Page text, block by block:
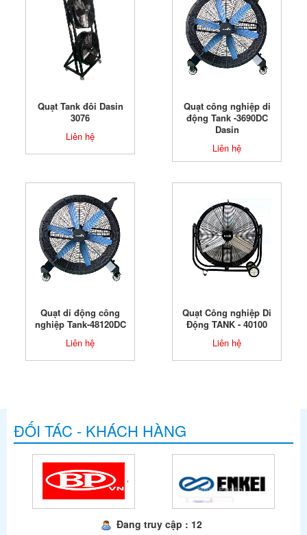
Quạt Tank đôi Dasin
3076
Liên hệ
Quạt công nghiệp di
động Tank -3690DC
Dasin
Liên hệ
Quạt di động công
nghiệp Tank-48120DC
Liên hệ
Quạt Công nghiệp Di
Động TANK - 40100
Liên hệ
ĐỐI TÁC - KHÁCH HÀNG
Đang truy cập : 12